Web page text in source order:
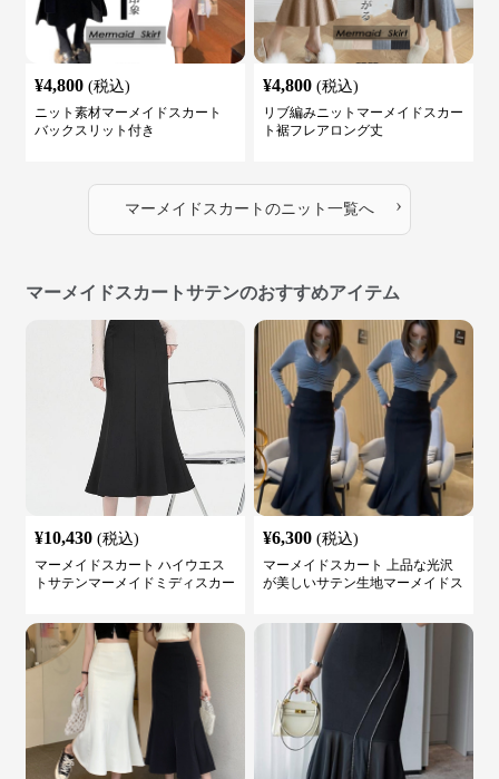
¥4,800 (税込)
ニット素材マーメイドスカート
バックスリット付き
¥4,800 (税込)
リブ編みニットマーメイドスカー
ト裾フレアロング丈
マーメイドスカート のニット 一覧へ ›
マーメイドスカートサテンのおすすめアイテム
¥10,430 (税込)
マーメイドスカート ハイウエス
トサテンマーメイドミディスカー
¥6,300 (税込)
マーメイドスカート 上品な光沢
が美しいサテン生地マーメイドス